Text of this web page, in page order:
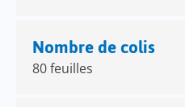
Nombre de colis
80 feuilles